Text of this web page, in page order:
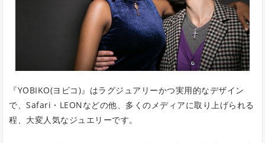
『YOBIKO(ヨビコ)』はラグジュアリーかつ実用的なデザイン
で、Safari・LEONなどの他、多くのメディアに取り上げられる
程、大変人気なジュエリーです。